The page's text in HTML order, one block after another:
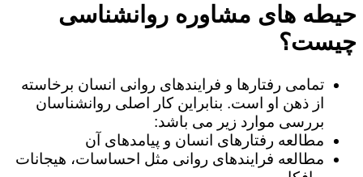
حیطه های مشاوره روانشناسی
چیست؟
تمامی رفتارها و فرایندهای روانی انسان برخاسته
از ذهن او است. بنابراین کار اصلی روانشناسان
بررسی موارد زیر می باشد:
مطالعه رفتارهای انسان و پیامدهای آن
مطالعه فرایندهای روانی مثل احساسات، هیجانات